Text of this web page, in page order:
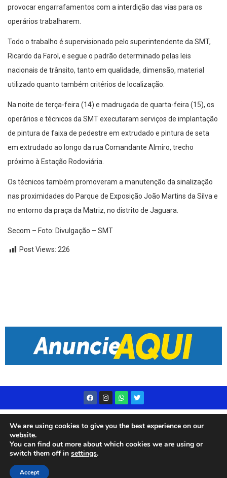
provocar engarrafamentos com a interdição das vias para os
operários trabalharem.
Todo o trabalho é supervisionado pelo superintendente da SMT,
Ricardo da Farol, e segue o padrão determinado pelas leis
nacionais de trânsito, tanto em qualidade, dimensão, material
utilizado quanto também critérios de localização.
Na noite de terça-feira (14) e madrugada de quarta-feira (15), os
operários e técnicos da SMT executaram serviços de implantação
de pintura de faixa de pedestre em extrudado e pintura de seta
em extrudado ao longo da rua Comandante Almiro, trecho
próximo à Estação Rodoviária.
Os técnicos também promoveram a manutenção da sinalização
nas proximidades do Parque de Exposição João Martins da Silva e
no entorno da praça da Matriz, no distrito de Jaguara.
Secom – Foto: Divulgação – SMT
Post Views: 226
© 2023 Rádio Subae – Todos os direitos reservados
We are using cookies to give you the best experience on our
website.
You can find out more about which cookies we are using or
switch them off in settings.
Accept